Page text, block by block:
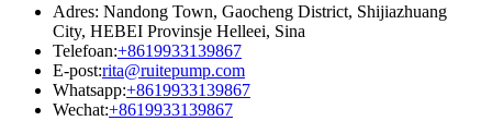
Adres: Nandong Town, Gaocheng District, Shijiazhuang
City, HEBEI Provinsje Helleei, Sina
Telefoan:+8619933139867
E-post:rita@ruitepump.com
Whatsapp:+8619933139867
Wechat:+8619933139867